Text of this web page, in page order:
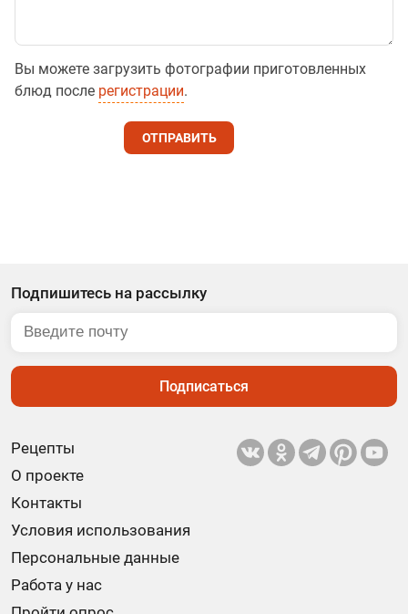
Вы можете загрузить фотографии приготовленных
блюд после регистрации.
ОТПРАВИТЬ
Рецепты
О проекте
Контакты
Условия использования
Персональные данные
Работа у нас
Подпишитесь на рассылку
Подписаться